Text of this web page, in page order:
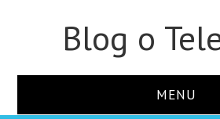
Blog o
MENU